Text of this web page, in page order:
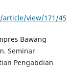
view/171/45
Bawang
Seminar
Pengabdian